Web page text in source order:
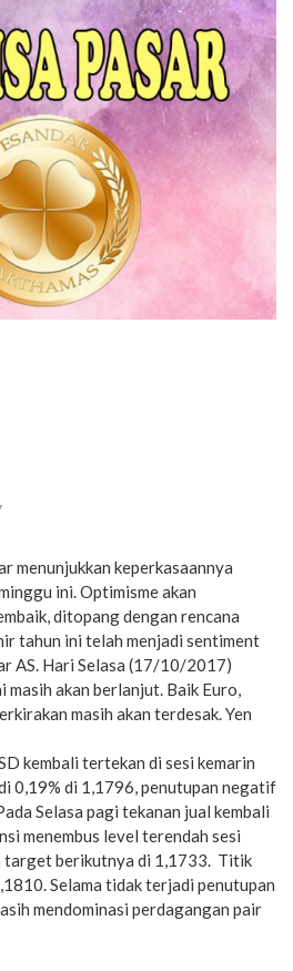
menunjukkan keperkasaannya
ini. Optimisme akan
ditopang dengan rencana
tahun ini telah menjadi sentiment
AS. Hari Selasa (17/10/2017)
akan berlanjut. Baik Euro,
masih akan terdesak. Yen
kembali tertekan di sesi kemarin
0,19% di 1,1796, penutupan negatif
Selasa pagi tekanan jual kembali
menembus level terendah sesi
target berikutnya di 1,1733. Titik
Selama tidak terjadi penutupan
mendominasi perdagangan pair